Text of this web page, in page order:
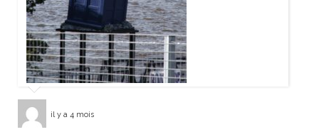
il y a 4 mois